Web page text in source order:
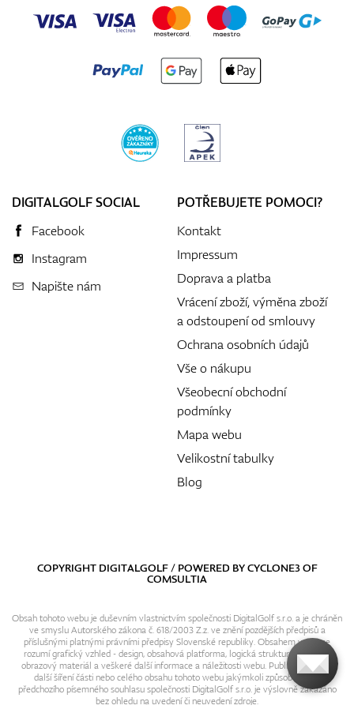
DIGITALGOLF SOCIAL
Facebook
Instagram
Napište nám
POTŘEBUJETE POMOCI?
Kontakt
Impressum
Doprava a platba
Vrácení zboží, výměna zboží
a odstoupení od smlouvy
Ochrana osobních údajů
Vše o nákupu
Všeobecní obchodní
podmínky
Mapa webu
Velikostní tabulky
Blog
COPYRIGHT DIGITALGOLF / POWERED BYCYCLONE3OF
COMSULTIA
Obsah tohoto webu je duševním vlastnictvím společnosti DigitalGolf s.r.o. a je chráněn
ve smyslu Autorského zákona č. 618/2003 Z.z. ve znění pozdějších předpisů a
příslušnými platnými právními předpisy Slovenské republiky. Obsahem webu se
rozumí grafický vzhled - design, obsahová platforma, logická struktura, textový i
obrazový materiál a veškeré další informace a náležitosti webu. Publikování resp.
další šíření části nebo celého obsahu tohoto webu jakýmkoli způsobem bez
předchozího písemného souhlasu společnosti DigitalGolf s.r.o. je výslovně zakázáno
bez ohledu na uvedení či neuvedení zdroje.